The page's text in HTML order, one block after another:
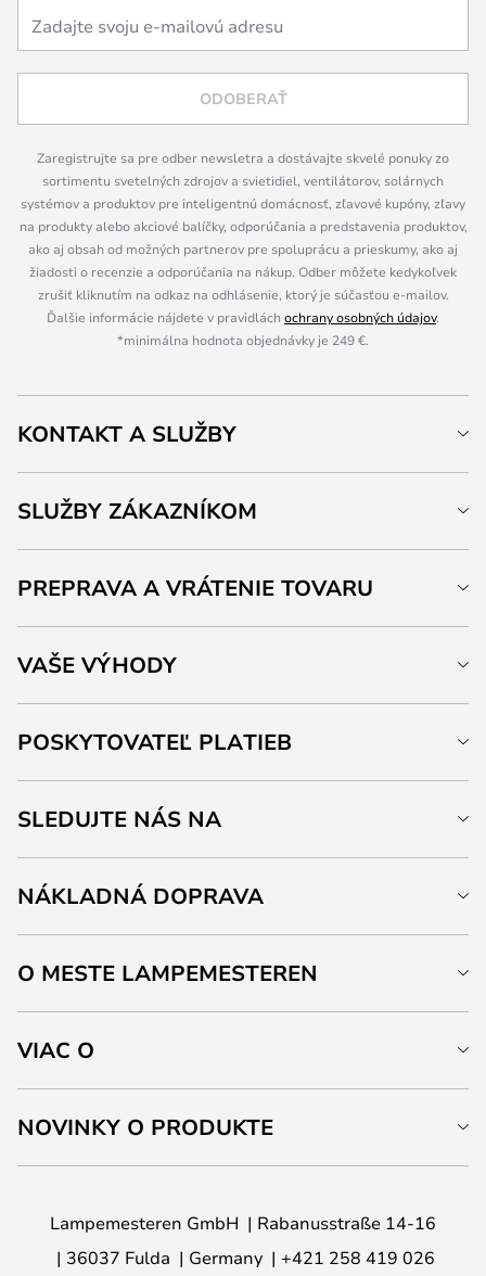
ODOBERAŤ
Zaregistrujte sa pre odber newsletra a dostávajte skvelé ponuky zo
sortimentu svetelných zdrojov a svietidiel, ventilátorov, solárnych
systémov a produktov pre inteligentnú domácnosť, zľavové kupóny, zľavy
na produkty alebo akciové balíčky, odporúčania a predstavenia produktov,
ako aj obsah od možných partnerov pre spoluprácu a prieskumy, ako aj
žiadosti o recenzie a odporúčania na nákup. Odber môžete kedykoľvek
zrušiť kliknutím na odkaz na odhlásenie, ktorý je súčasťou e-mailov.
Ďalšie informácie nájdete v pravidláchochrany osobných údajov.
*minimálna hodnota objednávky je 249 €.
KONTAKT A SLUŽBY
SLUŽBY ZÁKAZNÍKOM
PREPRAVA A VRÁTENIE TOVARU
VAŠE VÝHODY
POSKYTOVATEĽ PLATIEB
SLEDUJTE NÁS NA
NÁKLADNÁ DOPRAVA
O MESTE LAMPEMESTEREN
VIAC O
NOVINKY O PRODUKTE
Lampemesteren GmbH
Rabanusstraße 14-16
36037 Fulda
Germany +421 258 419 026